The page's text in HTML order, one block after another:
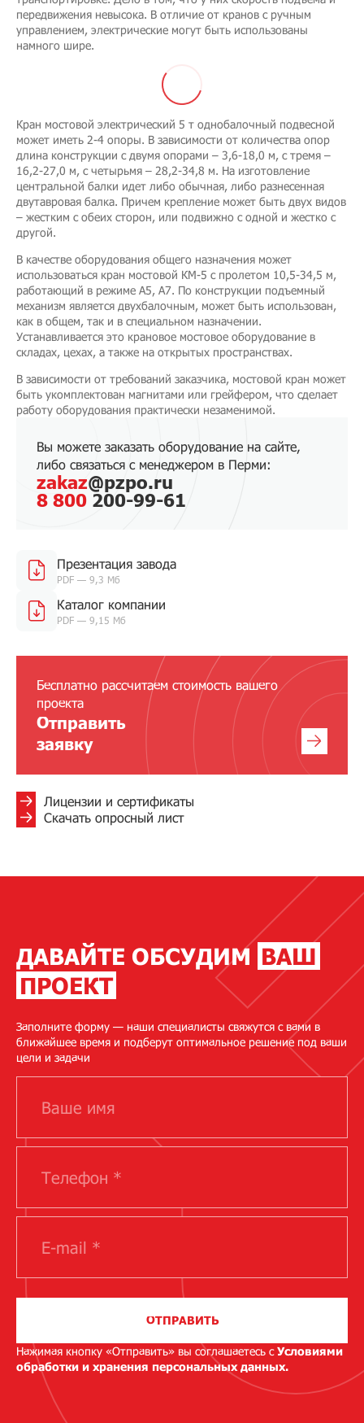
передвижения невысока. В отличие от кранов с ручным
управлением, электрические могут быть использованы
намного шире.
Кран мостовой электрический 5 т однобалочный подвесной
может иметь 2-4 опоры. В зависимости от количества опор
длина конструкции с двумя опорами – 3,6-18,0 м, с тремя –
16,2-27,0 м, с четырьмя – 28,2-34,8 м. На изготовление
центральной балки идет либо обычная, либо разнесенная
двутавровая балка. Причем крепление может быть двух видов
– жестким с обеих сторон, или подвижно с одной и жестко с
другой.
В качестве оборудования общего назначения может
использоваться кран мостовой КМ-5 с пролетом 10,5-34,5 м,
работающий в режиме А5, А7. По конструкции подъемный
механизм является двухбалочным, может быть использован,
как в общем, так и в специальном назначении.
Устанавливается это крановое мостовое оборудование в
складах, цехах, а также на открытых пространствах.
В зависимости от требований заказчика, мостовой кран может
быть укомплектован магнитами или грейфером, что сделает
работу оборудования практически незаменимой.
Вы можете заказать оборудование на сайте,
либо связаться с менеджером в Перми:
zakaz@pzpo.ru
8 800 200-99-61
Презентация завода
PDF — 9,3 Мб
Каталог компании
PDF — 9,15 Мб
Бесплатно рассчитаем стоимость вашего
проекта
Отправить
заявку
Лицензии и сертификаты
Скачать опросный лист
ДАВАЙТЕ ОБСУДИМ ВАШ
ПРОЕКТ
Заполните форму — наши специалисты свяжутся с вами в
ближайшее время и подберут оптимальное решение под ваши
цели и задачи
ОТПРАВИТЬ
Нажимая кнопку «Отправить» вы соглашаетесь сУсловиями
обработки и хранения персональных данных.